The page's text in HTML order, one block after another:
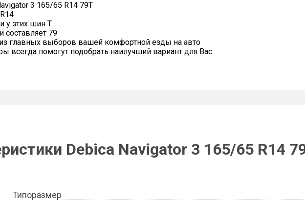
3 165/65 R14 79T
у этих шин T
составляет 79
главных выборов вашей комфортной езды на авто
всегда помогут подобрать наилучший вариант для Вас.
Debica Navigator 3 165/65 R14
Типоразмер